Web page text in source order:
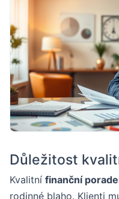
Důležitost
Kvalitní finanční
rodinné blaho. Klienti